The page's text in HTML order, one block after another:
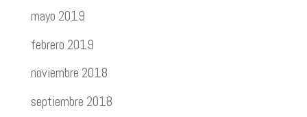
mayo 2019
febrero 2019
noviembre 2018
septiembre 2018